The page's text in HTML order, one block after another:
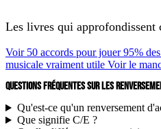
Les livres qui approfondissent
Voir 50 accords pour jouer 95%
musicale vraiment utile Voir le
QUESTIONS FRÉQUENTES SUR LES
Qu'est-ce qu'un renversement
Que signifie C/E ?